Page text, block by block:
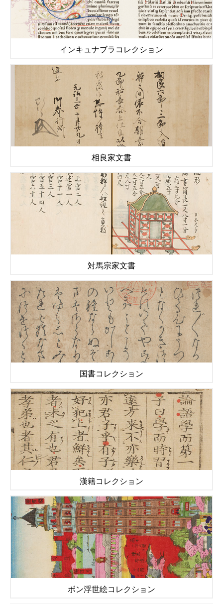
インキュナブラコレクション
相良家文書
対馬宗家文書
国書コレクション
漢籍コレクション
ボン浮世絵コレクション